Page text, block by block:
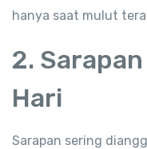
hanya saat mulut
2.
Hari
Sarapan sering